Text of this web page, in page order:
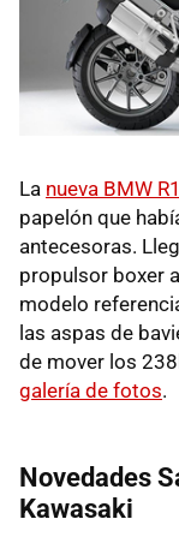
La nueva BMW
papelón que
antecesoras.
propulsor boxer
modelo
las aspas de
de mover los
galería de fotos.
Novedades
Kawasaki